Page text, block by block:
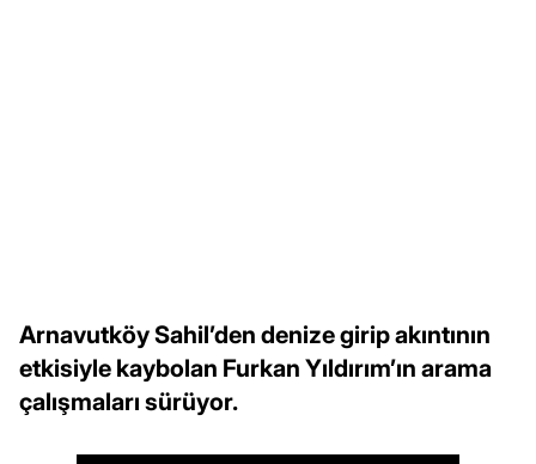
Arnavutköy Sahil’den denize girip akıntının
etkisiyle kaybolan Furkan Yıldırım’ın arama
çalışmaları sürüyor.